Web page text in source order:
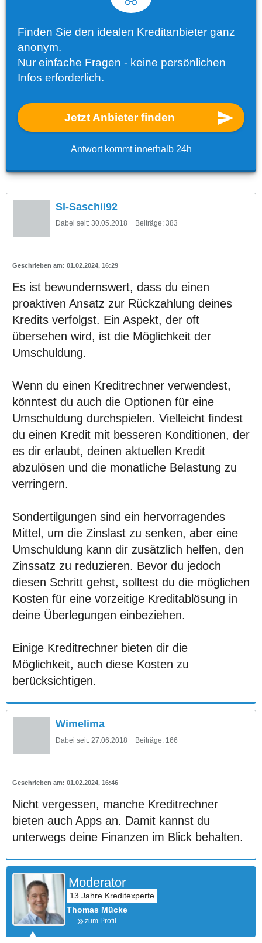
Finden Sie den idealen Kreditanbieter ganz
anonym.
Nur einfache Fragen - keine persönlichen
Infos erforderlich.
Jetzt Anbieter finden
Antwort kommt innerhalb 24h
Sl-Saschii92
Dabei seit: 30.05.2018 Beiträge: 383
01.02.2024, 16:29
Es ist bewundernswert, dass du einen
proaktiven Ansatz zur Rückzahlung deines
Kredits verfolgst. Ein Aspekt, der oft
übersehen wird, ist die Möglichkeit der
Umschuldung.
Wenn du einen Kreditrechner verwendest,
könntest du auch die Optionen für eine
Umschuldung durchspielen. Vielleicht findest
du einen Kredit mit besseren Konditionen, der
es dir erlaubt, deinen aktuellen Kredit
abzulösen und die monatliche Belastung zu
verringern.
Sondertilgungen sind ein hervorragendes
Mittel, um die Zinslast zu senken, aber eine
Umschuldung kann dir zusätzlich helfen, den
Zinssatz zu reduzieren. Bevor du jedoch
diesen Schritt gehst, solltest du die möglichen
Kosten für eine vorzeitige Kreditablösung in
deine Überlegungen einbeziehen.
Einige Kreditrechner bieten dir die
Möglichkeit, auch diese Kosten zu
berücksichtigen.
Wimelima
Dabei seit: 27.06.2018 Beiträge: 166
01.02.2024, 16:46
Nicht vergessen, manche Kreditrechner
bieten auch Apps an. Damit kannst du
unterwegs deine Finanzen im Blick behalten.
Moderator
Thomas Mücke
zum Profil